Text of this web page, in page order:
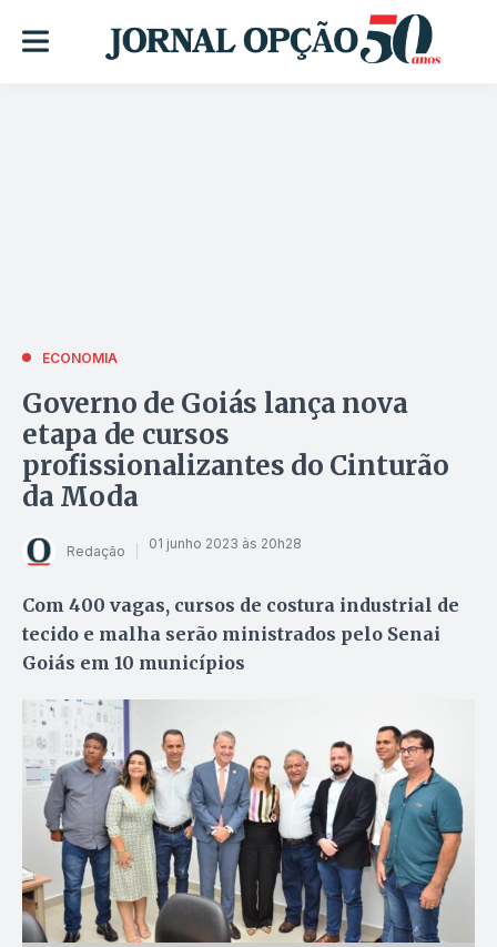
ECONOMIA
Governo de Goiás lança nova
etapa de cursos
profissionalizantes do Cinturão
da Moda
Redação 01 junho 2023 às 20h28
Com 400 vagas, cursos de costura industrial de
tecido e malha serão ministrados pelo Senai
Goiás em 10 municípios